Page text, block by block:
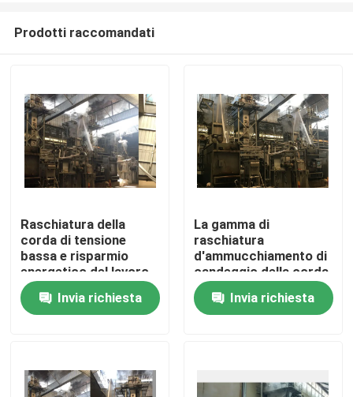
Casa
Circa noi
Prodotti raccomandati
Raschiatura della
corda di tensione
bassa e risparmio
energetico del lavoro
della gamma di
candeggio una
garanzia da 1 anno
Invia richiesta
La gamma di
raschiatura
d'ammucchiamento di
candeggio della corda
dell'uscita accelera un
risparmio energetico
di 180 M/Min
Invia richiesta